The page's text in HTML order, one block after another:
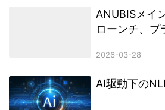
ANUBISメイ
ローンチ、プ
2026-03-28
AI駆動下の